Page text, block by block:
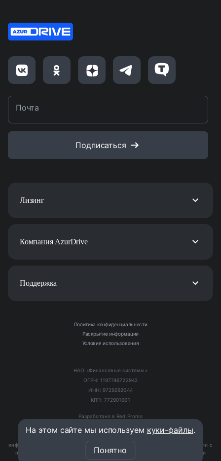
Почта
Подписаться
Лизинг
Компания AzurDrive
Поддержка
НАО «Финансовые системы»
ОГРН: 1197746722942
ИНН: 9729292044
КПП: 772901001
Политика конфиденциальности
Раскрытие информации
Условия использования
Разработано в Red Promo
Вся информация, касающаяся условий лизинговых программ, носит
информационный характер и не является публичной офертой, в соответствии с
положениями статьи 437(2) Гражданского кодекса Российской Федерации
На этом сайте мы используем куки-файлы.
Понятно